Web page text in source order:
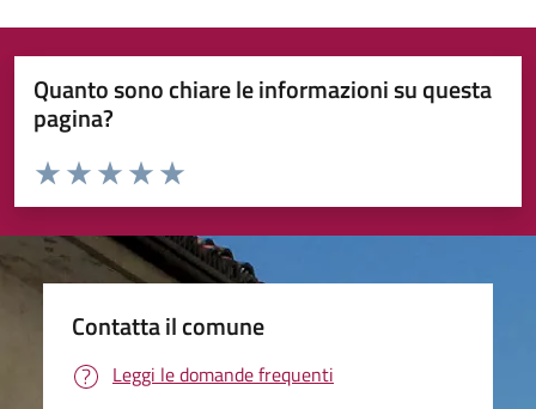
Quanto sono chiare le informazioni su questa
pagina?
Valuta da 1 a 5 stelle la pagina
Valuta 5 stelle su 5
Valuta 4 stelle su 5
Valuta 3 stelle su 5
Valuta 2 stelle su 5
Valuta 1 stelle su 5
Contatta il comune
Leggi le domande frequenti